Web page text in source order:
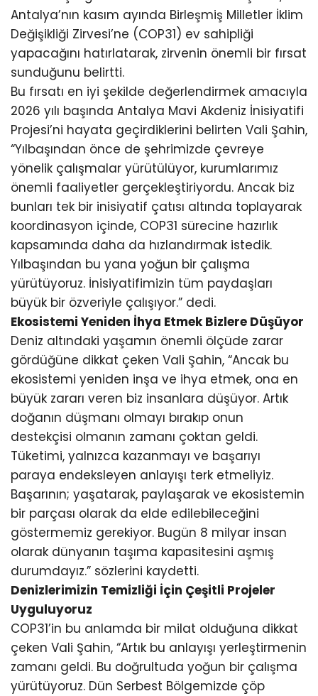
Antalya’nın kasım ayında Birleşmiş Milletler İklim
Değişikliği Zirvesi’ne (COP31) ev sahipliği
yapacağını hatırlatarak, zirvenin önemli bir fırsat
sunduğunu belirtti.
Bu fırsatı en iyi şekilde değerlendirmek amacıyla
2026 yılı başında Antalya Mavi Akdeniz İnisiyatifi
Projesi’ni hayata geçirdiklerini belirten Vali Şahin,
“Yılbaşından önce de şehrimizde çevreye
yönelik çalışmalar yürütülüyor, kurumlarımız
önemli faaliyetler gerçekleştiriyordu. Ancak biz
bunları tek bir inisiyatif çatısı altında toplayarak
koordinasyon içinde, COP31 sürecine hazırlık
kapsamında daha da hızlandırmak istedik.
Yılbaşından bu yana yoğun bir çalışma
yürütüyoruz. İnisiyatifimizin tüm paydaşları
büyük bir özveriyle çalışıyor.” dedi.
Ekosistemi Yeniden İhya Etmek Bizlere Düşüyor
Deniz altındaki yaşamın önemli ölçüde zarar
gördüğüne dikkat çeken Vali Şahin, “Ancak bu
ekosistemi yeniden inşa ve ihya etmek, ona en
büyük zararı veren biz insanlara düşüyor. Artık
doğanın düşmanı olmayı bırakıp onun
destekçisi olmanın zamanı çoktan geldi.
Tüketimi, yalnızca kazanmayı ve başarıyı
paraya endeksleyen anlayışı terk etmeliyiz.
Başarının; yaşatarak, paylaşarak ve ekosistemin
bir parçası olarak da elde edilebileceğini
göstermemiz gerekiyor. Bugün 8 milyar insan
olarak dünyanın taşıma kapasitesini aşmış
durumdayız.” sözlerini kaydetti.
Denizlerimizin Temizliği İçin Çeşitli Projeler
Uyguluyoruz
COP31’in bu anlamda bir milat olduğuna dikkat
çeken Vali Şahin, “Artık bu anlayışı yerleştirmenin
zamanı geldi. Bu doğrultuda yoğun bir çalışma
yürütüyoruz. Dün Serbest Bölgemizde çöp